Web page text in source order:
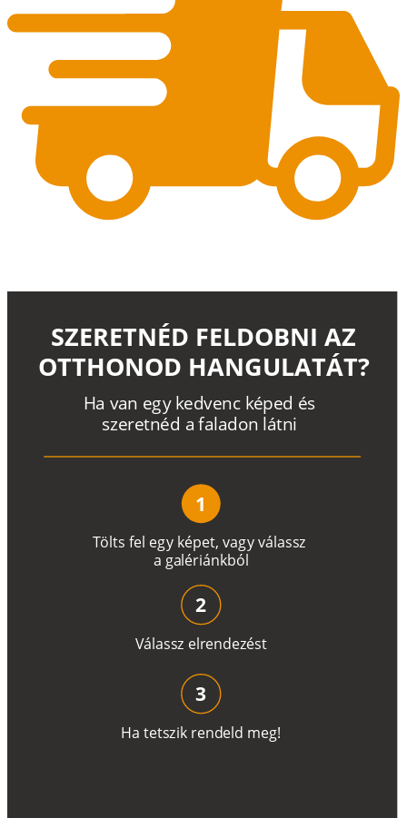
Tölts fel egy képet, vagyválassz
a galériánkból
Ha van egy kedvenc képed és
szeretnéd a faladon látni
SZERETNÉD FELDOBNI AZ
OTTHONOD HANGULATÁT?
1
Válassz elrendezést
2
Ha tetszik rendeld meg!
3